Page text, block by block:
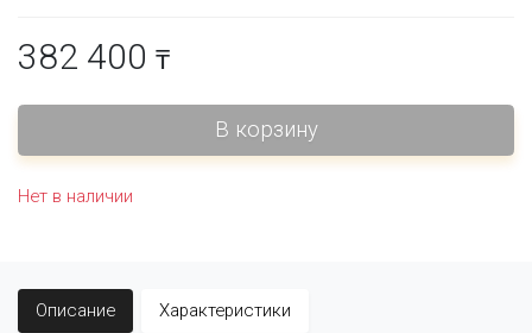
382 400 ₸
Нет в наличии
Описание Характеристики